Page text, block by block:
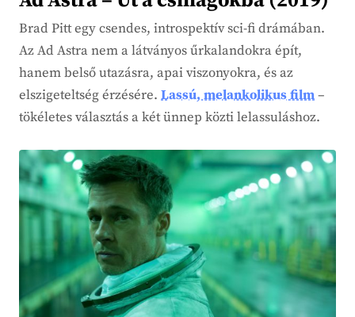
Brad Pitt egy csendes, introspektív sci-fi drámában.
Az Ad Astra nem a látványos űrkalandokra épít,
hanem belső utazásra, apai viszonyokra, és az
elszigeteltség érzésére. Lassú, melankolikus film–
tökéletes választás a két ünnep közti lelassuláshoz.